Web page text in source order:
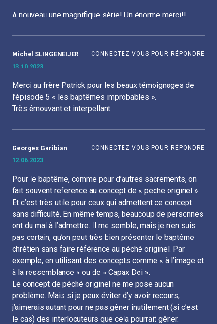
A nouveau une magnifique série! Un énorme merci!!
Michel SLINGENEIJER
13.10.2023
Merci au frère Patrick pour les beaux témoignages de
l’épisode 5 « les baptêmes improbables ».
Très émouvant et interpellant.
CONNECTEZ-VOUS POUR RÉPONDRE
Georges Garibian
12.06.2023
Pour le baptême, comme pour d’autres sacrements, on
fait souvent référence au concept de « péché originel ».
Et c’est très utile pour ceux qui admettent ce concept
sans difficulté. En même temps, beaucoup de personnes
ont du mal à l’admettre. Il me semble, mais je n’en suis
pas certain, qu’on peut très bien présenter le baptême
chrétien sans faire référence au péché originel. Par
exemple, en utilisant des concepts comme « à l’image et
à la ressemblance » ou de « Capax Dei ».
Le concept de péché originel ne me pose aucun
problème. Mais si je peux éviter d’y avoir recours,
j’aimerais autant pour ne pas gêner inutilement (si c’est
le cas) des interlocuteurs que cela pourrait gêner.
CONNECTEZ-VOUS POUR RÉPONDRE